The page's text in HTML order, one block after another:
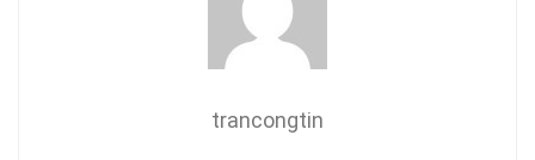
trancongtin